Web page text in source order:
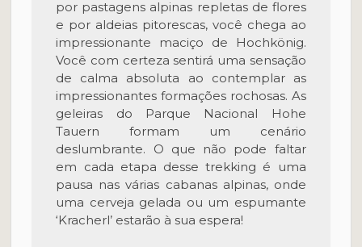
por pastagens alpinas repletas de flores
e por aldeias pitorescas, você chega ao
impressionante maciço de Hochkönig.
Você com certeza sentirá uma sensação
de calma absoluta ao contemplar as
impressionantes formações rochosas. As
geleiras do Parque Nacional Hohe
Tauern formam um cenário
deslumbrante. O que não pode faltar
em cada etapa desse trekking é uma
pausa nas várias cabanas alpinas, onde
uma cerveja gelada ou um espumante
‘Kracherl’ estarão à sua espera!